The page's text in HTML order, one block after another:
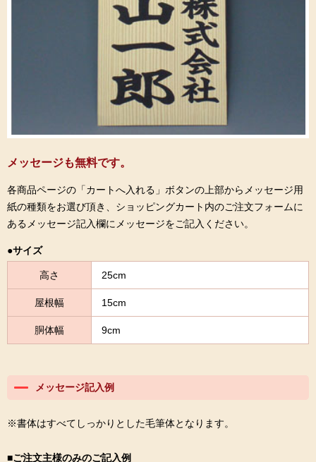
メッセージも無料です。
各商品ページの「カートへ入れる」ボタンの上部からメッセージ用
紙の種類をお選び頂き、ショッピングカート内のご注文フォームに
あるメッセージ記入欄にメッセージをご記入ください。
●サイズ
高さ 25cm
屋根幅 15cm
胴体幅 9cm
メッセージ記入例
※書体はすべてしっかりとした毛筆体となります。
■ご注文主様のみのご記入例